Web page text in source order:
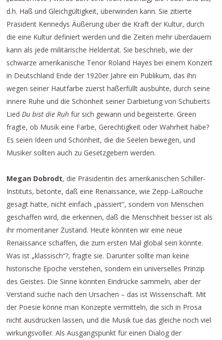
d.h. Haß und Gleichgültigkeit, überwinden kann. Sie zitierte
Präsident Kennedys Äußerung über die Kraft der Kultur, durch
die eine Kultur definiert werden und die Zeiten mehr überdauern
kann als jede militärische Heldentat. Sie beschrieb, wie der
schwarze amerikanische Tenor Roland Hayes bei einem Konzert
in Deutschland Ende der 1920er Jahre ein Publikum, das ihn
wegen seiner Hautfarbe zuerst haßerfüllt ausbuhte, durch seine
innere Ruhe und die Schönheit seiner Darbietung von Schuberts
Lied Du bist die Ruh für sich gewann und begeisterte. Green
fragte, ob Musik eine Farbe, Gerechtigkeit oder Wahrheit habe?
Es seien Ideen und Schönheit, die die Seelen bewegen, und
Musiker sollten auch zu Gesetzgebern werden.
Megan Dobrodt, die Präsidentin des amerikanischen Schiller-
Instituts, betonte, daß eine Renaissance, wie Zepp-LaRouche
gesagt hatte, nicht einfach „passiert“, sondern von Menschen
geschaffen wird, die erkennen, daß die Menschheit besser ist als
ihr momentaner Zustand. Heute könnten wir eine neue
Renaissance schaffen, die zum ersten Mal global sein könnte.
Was ist „klassisch“?, fragte sie. Darunter sollte man keine
historische Epoche verstehen, sondern ein universelles Prinzip
des Geistes. Die Sinne könnten Eindrücke sammeln, aber der
Verstand suche nach den Ursachen – das ist Wissenschaft. Mit
der Poesie könne man Konzepte vermitteln, die sich in Prosa
nicht ausdrücken lassen, und die Musik tue das gleiche noch viel
wirkungsvoller. Als Ausgangspunkt für einen Dialog der